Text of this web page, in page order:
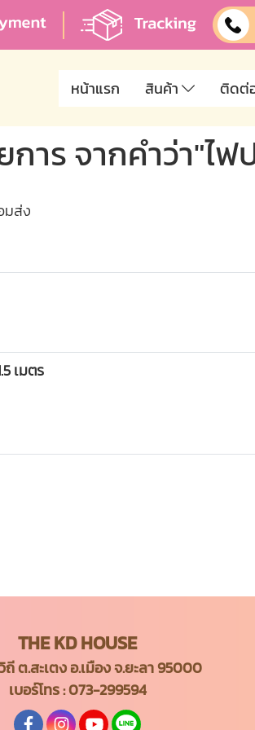
หน้าแรก สินค้า ติดต่
าร จากคำว่า"ไฟ
มส่ง
เมตร
THE KD HOUSE
ถี ต.สะเตง อ.เมือง จ.ยะลา 95000
เบอร์โทร :073-299594